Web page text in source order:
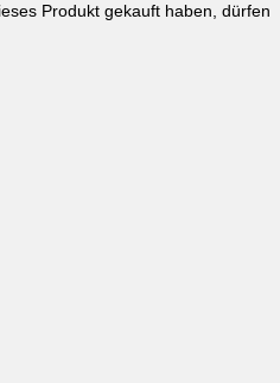
Produkt gekauft haben, dürfen